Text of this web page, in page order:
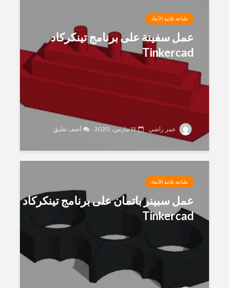
طباعة ثلاثية الأبعاد
عمل سفينة على برنامج تينكركاد
Tinkercad
عمر راضي 13 مارس، 2020 أضف تعليق
طباعة ثلاثية الأبعاد
عمل سبينر باتمان على برنامج تينكركاد
Tinkercad